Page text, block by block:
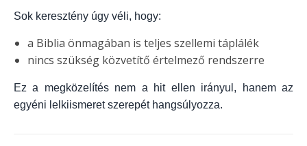
Sok keresztény úgy véli, hogy:
a Biblia önmagában is teljes szellemi táplálék
nincs szükség közvetítő értelmező rendszerre
Ez a megközelítés nem a hit ellen irányul, hanem az
egyéni lelkiismeret szerepét hangsúlyozza.